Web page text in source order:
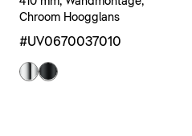
Chroom Hoogglans
#UV0670037010